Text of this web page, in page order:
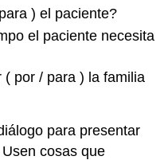
) el paciente?
el paciente necesita
por / para ) la familia
para presentar
cosas que